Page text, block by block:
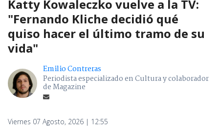
Katty Kowaleczko vuelve a la TV:
"Fernando Kliche decidió qué
quiso hacer el último tramo de su
vida"
Emilio Contreras
Periodista especializado en Cultura y colaborador
de Magazine
Viernes 07 Agosto, 2026 | 12:55